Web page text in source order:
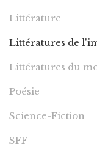
Littérature
Littératures de
Littératures du
Poésie
Science-Fiction
SFF